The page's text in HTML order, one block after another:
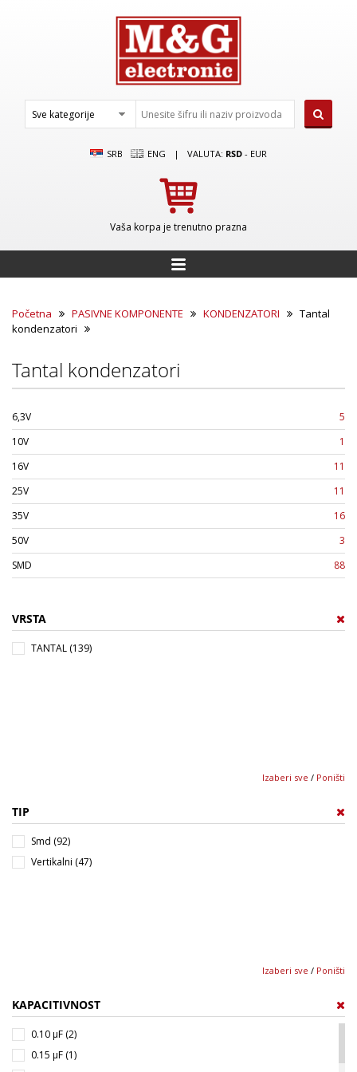
SRB ENG | VALUTA: RSD - EUR
Vaša korpa je trenutno prazna
Početna PASIVNE KOMPONENTE KONDENZATORI
Tantal
kondenzatori
Tantal kondenzatori
6,3V
5
10V
1
16V
11
25V
11
35V
16
50V
3
SMD
88
VRSTA
TANTAL (139)
Izaberi sve / Poništi
TIP
Smd (92)
Vertikalni (47)
Izaberi sve / Poništi
KAPACITIVNOST
0.10 µF (2)
0.15 µF (1)